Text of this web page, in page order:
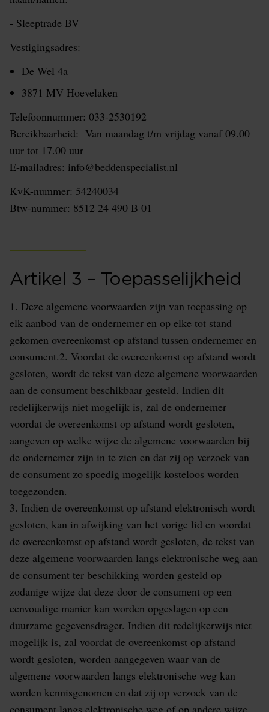
- Sleeptrade BV
Vestigingsadres:
De Wel 4a
3871 MV Hoevelaken
Telefoonnummer: 033-2530192
Bereikbaarheid: Van maandag t/m vrijdag vanaf 09.00
uur tot 17.00 uur
E-mailadres: info@beddenspecialist.nl
KvK-nummer: 54240034
Btw-nummer: 8512 24 490 B 01
Artikel 3 – Toepasselijkheid
1. Deze algemene voorwaarden zijn van toepassing op
elk aanbod van de ondernemer en op elke tot stand
gekomen overeenkomst op afstand tussen ondernemer en
consument.2. Voordat de overeenkomst op afstand wordt
gesloten, wordt de tekst van deze algemene voorwaarden
aan de consument beschikbaar gesteld. Indien dit
redelijkerwijs niet mogelijk is, zal de ondernemer
voordat de overeenkomst op afstand wordt gesloten,
aangeven op welke wijze de algemene voorwaarden bij
de ondernemer zijn in te zien en dat zij op verzoek van
de consument zo spoedig mogelijk kosteloos worden
toegezonden.
3. Indien de overeenkomst op afstand elektronisch wordt
gesloten, kan in afwijking van het vorige lid en voordat
de overeenkomst op afstand wordt gesloten, de tekst van
deze algemene voorwaarden langs elektronische weg aan
de consument ter beschikking worden gesteld op
zodanige wijze dat deze door de consument op een
eenvoudige manier kan worden opgeslagen op een
duurzame gegevensdrager. Indien dit redelijkerwijs niet
mogelijk is, zal voordat de overeenkomst op afstand
wordt gesloten, worden aangegeven waar van de
algemene voorwaarden langs elektronische weg kan
worden kennisgenomen en dat zij op verzoek van de
consument langs elektronische weg of op andere wijze